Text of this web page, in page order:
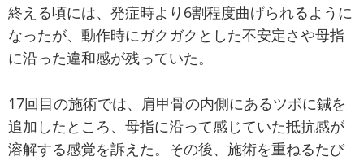
終える頃には、発症時より6割程度曲げられるように
なったが、動作時にガクガクとした不安定さや母指
に沿った違和感が残っていた。
17回目の施術では、肩甲骨の内側にあるツボに鍼を
追加したところ、母指に沿って感じていた抵抗感が
溶解する感覚を訴えた。その後、施術を重ねるたび